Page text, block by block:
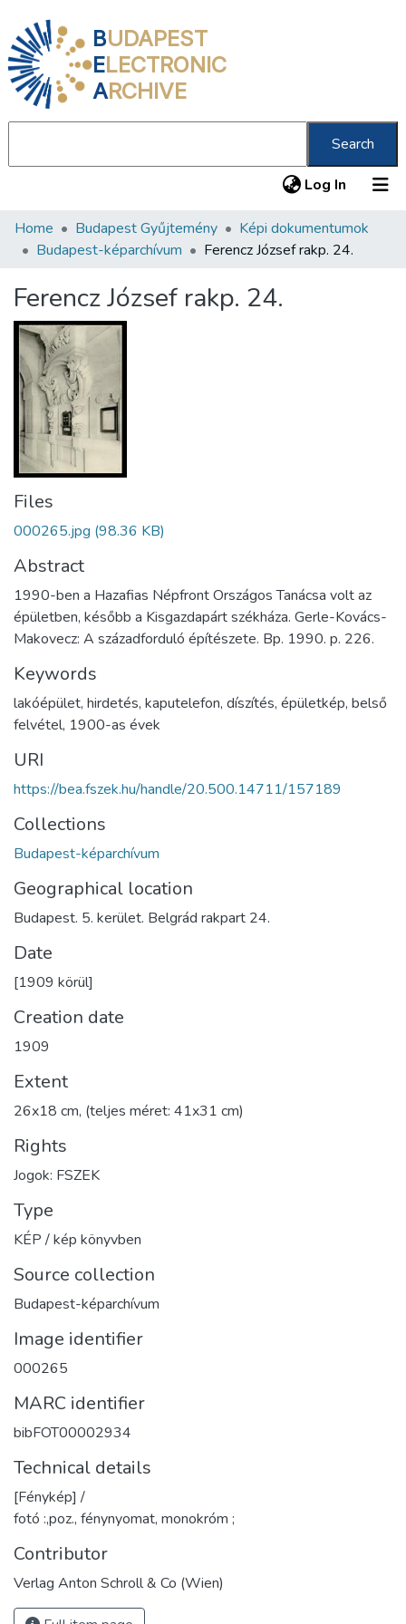
BUDAPEST
ELECTRONIC
ARCHIVE
Search
Log In (current)
Communities & Collections
Statistics
About us
Home Budapest Gyűjtemény
Képi dokumentumok
Budapest-képarchívum
Ferencz József rakp. 24.
Ferencz József rakp. 24.
Files
000265.jpg (98.36 KB)
Abstract
1990-ben a Hazafias Népfront Országos Tanácsa volt az
épületben, később a Kisgazdapárt székháza. Gerle-Kovács-
Makovecz: A századforduló építészete. Bp. 1990. p. 226.
Keywords
lakóépület, hirdetés, kaputelefon, díszítés, épületkép, belső
felvétel, 1900-as évek
URI
https://bea.fszek.hu/handle/20.500.14711/157189
Collections
Budapest-képarchívum
Geographical location
Budapest. 5. kerület. Belgrád rakpart 24.
Date
[1909 körül]
Creation date
1909
Extent
26x18 cm, (teljes méret: 41x31 cm)
Rights
Jogok: FSZEK
Type
KÉP / kép könyvben
Source collection
Budapest-képarchívum
Image identifier
000265
MARC identifier
bibFOT00002934
Technical details
[Fénykép] /
fotó :,poz., fénynyomat, monokróm ;
Contributor
Verlag Anton Schroll & Co (Wien)